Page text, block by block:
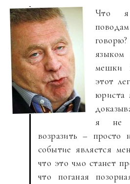
Что
мешки
этот
юриста
я не
возразить – просто
событие является
что это чмо станет
что поганая